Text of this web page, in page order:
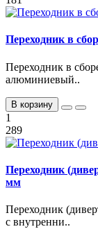
Переходник в
Переходник в
алюминиевый..
В корзину
1
289
Переходник
мм
Переходник
с внутренни..